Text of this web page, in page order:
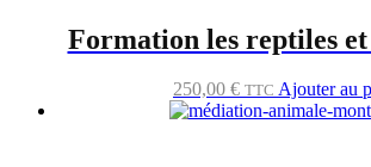
Formation les reptiles
250,00 € TTC Ajouter au